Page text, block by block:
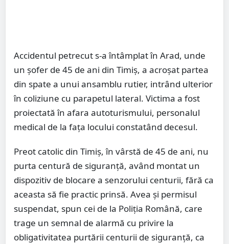
Accidentul petrecut s-a întâmplat în Arad, unde
un șofer de 45 de ani din Timiș, a acroșat partea
din spate a unui ansamblu rutier, intrând ulterior
în coliziune cu parapetul lateral. Victima a fost
proiectată în afara autoturismului, personalul
medical de la fața locului constatând decesul.
Preot catolic din Timiș, în vârstă de 45 de ani, nu
purta centură de siguranță, având montat un
dispozitiv de blocare a senzorului centurii, fără ca
aceasta să fie practic prinsă. Avea și permisul
suspendat, spun cei de la Poliția Română, care
trage un semnal de alarmă cu privire la
obligativitatea purtării centurii de siguranță, ca